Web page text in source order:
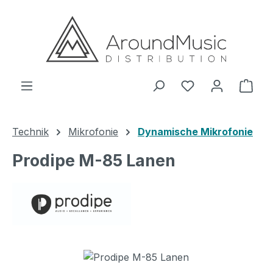
Zum Hauptinhalt springen
Technik Mikrofonie Dynamische Mikrofonie
Prodipe M-85 Lanen
Bildergalerie überspringen